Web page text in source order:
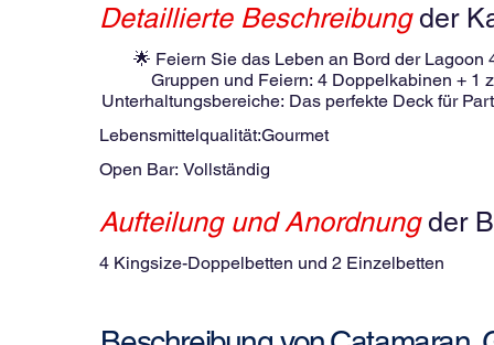
Detaillierte Beschreibungder
🌟 Feiern Sie das Leben an Bord der Lagoon
Gruppen und Feiern: 4 Doppelkabinen + 1
Unterhaltungsbereiche: Das perfekte Deck für
Schnorchelausrüstung. Angelausrüstung
maximalen Platz und Komfort. Komplett
unvergesslicher Festessen. 🌴 Abenteuer und
suchen). Unsere erfahrene Crew kümmert
türkisfarbenem Wasser. 📣 Warum sollten Sie
Sie jetzt und machen Sie San Blas zum
Lebensmittelqualität:Gourmet
Open Bar: Vollständig
Aufteilung und Anordnungder
4 Kingsize-Doppelbetten und 2 Einzelbetten